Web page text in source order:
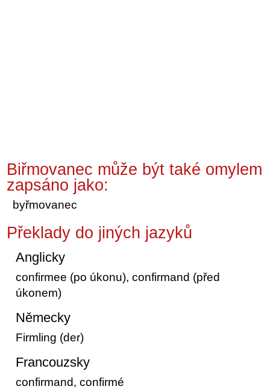
Biřmovanec může být také omylem
zapsáno jako:
byřmovanec
Překlady do jiných jazyků
Anglicky
confirmee (po úkonu), confirmand (před
úkonem)
Německy
Firmling (der)
Francouzsky
confirmand, confirmé